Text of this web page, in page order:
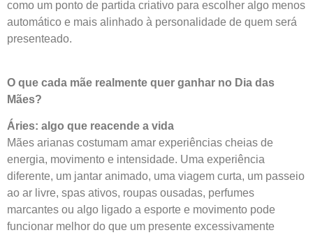
como um ponto de partida criativo para escolher algo menos
automático e mais alinhado à personalidade de quem será
presenteado.
O que cada mãe realmente quer ganhar no Dia das
Mães?
Áries: algo que reacende a vida
Mães arianas costumam amar experiências cheias de
energia, movimento e intensidade. Uma experiência
diferente, um jantar animado, uma viagem curta, um passeio
ao ar livre, spas ativos, roupas ousadas, perfumes
marcantes ou algo ligado a esporte e movimento pode
funcionar melhor do que um presente excessivamente